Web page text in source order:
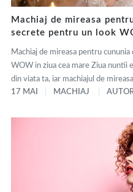
Machiaj de mireasa
secrete pentru un look
Machiaj de mireasa pentru
WOW in ziua cea mare Ziua nuntii
din viata ta, iar machiajul de
17 MAI
MACHIAJ